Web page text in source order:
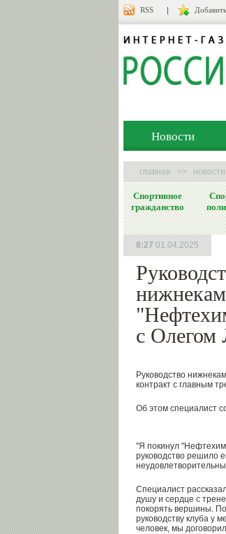
RSS
Новости
главная >> новости
Спортивное
гражданство
с Олегом
8:27 01.04.2025
Руководство
контракт с главным
Об этом специалист
"Я покинул
руководство решило
Специалист
душу и сердце с
покорять вершины.
руководству клуба у
человек, мы